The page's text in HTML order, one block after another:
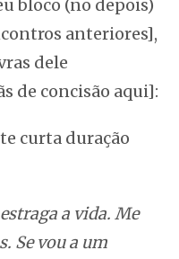
bloco (no depois)
anteriores],
dele
de concisão aqui]:
curta duração
a vida. Me
Se vou a um